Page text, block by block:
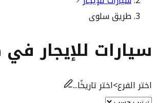
طريق سلوى
سيارات للإيجار
اختر الفرع>اختر تاريخًا...